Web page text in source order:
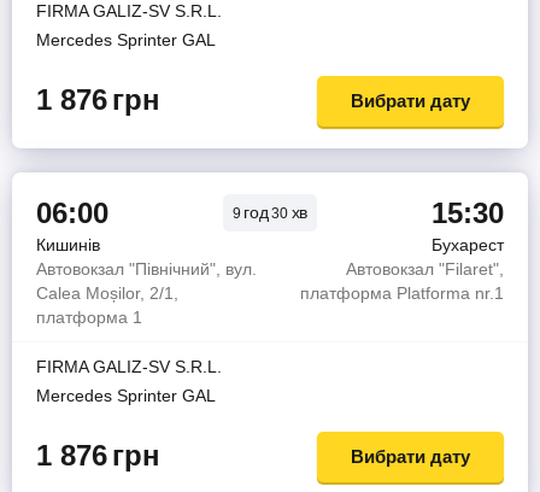
FIRMA GALIZ-SV S.R.L.
Mercedes Sprinter GAL
1 876грн Вибрати дату
06:00 9 год30 хв 15:30
Кишинів
Бухарест
Автовокзал "Північний", вул.
Calea Moșilor, 2/1,
платформа 1
Автовокзал "Filaret",
платформа Platforma nr.1
FIRMA GALIZ-SV S.R.L.
Mercedes Sprinter GAL
1 876грн Вибрати дату